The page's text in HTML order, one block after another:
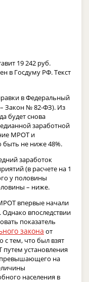
19 242 руб.
в Госдуму РФ. Текст
в Федеральный
– Закон № 82-ФЗ). Из
будет снова
заработной
МРОТ и
не ниже 48%.
заработок
(в расчете на 1
у половины
– ниже.
впервые начали
Однако впоследствии
показатель
закона от
с тем, что был взят
установления
превышающего на
населения в